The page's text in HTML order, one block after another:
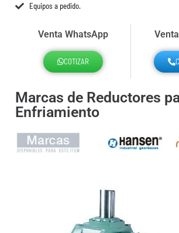
Equipos a pedido.
Venta WhatsApp
COTIZAR
Marcas de Reductores
Enfriamiento